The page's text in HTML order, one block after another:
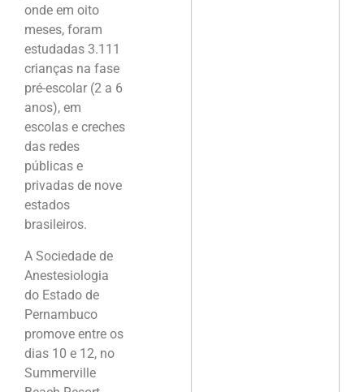
onde em oito
meses, foram
estudadas 3.111
crianças na fase
pré-escolar (2 a 6
anos), em
escolas e creches
das redes
públicas e
privadas de nove
estados
brasileiros.
A Sociedade de
Anestesiologia
do Estado de
Pernambuco
promove entre os
dias 10 e 12, no
Summerville